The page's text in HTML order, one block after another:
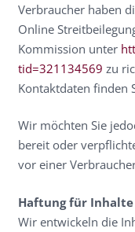
Verbraucher haben
Online
Kommission unter
tid=321134569 zu
Kontaktdaten finden
Wir möchten Sie
bereit oder
vor einer
Haftung für
Wir entwickeln die